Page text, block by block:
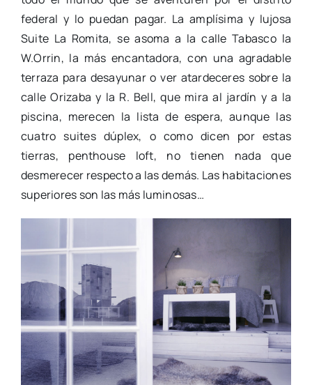
federal y lo puedan pagar. La amplísima y lujosa
Suite La Romita, se asoma a la calle Tabasco la
W.Orrin, la más encantadora, con una agradable
terraza para desayunar o ver atardeceres sobre la
calle Orizaba y la R. Bell, que mira al jardín y a la
piscina, merecen la lista de espera, aunque las
cuatro suites dúplex, o como dicen por estas
tierras, penthouse loft, no tienen nada que
desmerecer respecto a las demás. Las habitaciones
superiores son las más luminosas…